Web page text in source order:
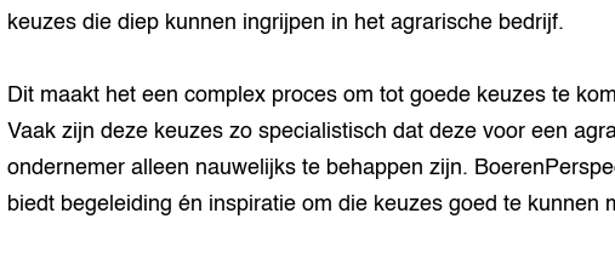
keuzes die diep kunnen ingrijpen in het agrarische bedrijf.
Dit maakt het een complex proces om tot goede keuzes te
Vaak zijn deze keuzes zo specialistisch dat deze voor een
ondernemer alleen nauwelijks te behappen zijn.
biedt begeleiding én inspiratie om die keuzes goed te kunnen